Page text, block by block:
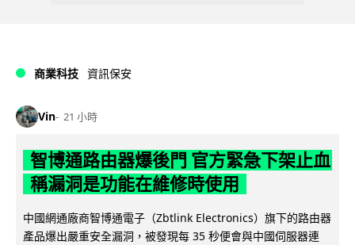
商業科技 資訊保安
Vin 21 小時
智博通路由器爆後門 官方緊急下架止血
稱漏洞是功能在維修時使用
中國網通廠商智博通電子（Zbtlink Electronics）旗下的路由器
產品爆出嚴重安全漏洞，被發現每 35 秒便會與中國伺服器連